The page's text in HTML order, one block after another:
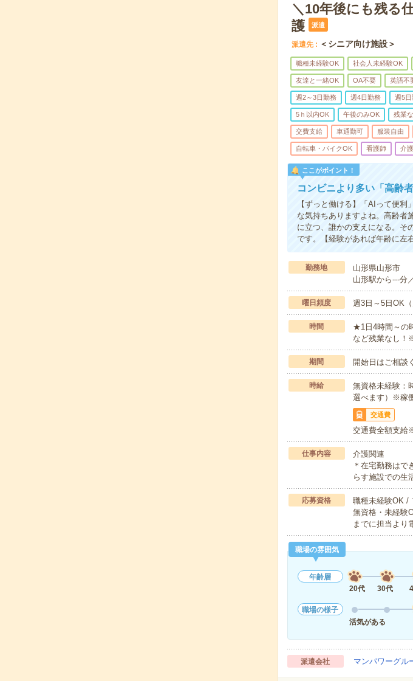
＼10年後にも残る
護
派遣
派遣先 ＜シニア向け施設＞
職種未経験OK 社会人未経験OK
友達と一緒OK OA不要 英語不
週2～3日勤務 週4日勤務 週5日
5ｈ以内OK 午後のみOK 残業
交費支給 車通勤可 服装自由
自転車・バイクOK 看護師 介
ここがポイント！
コンビニより多い「高齢
【ずっと働ける】「AIって便
な気持ちありますよね。高齢者
に立つ、誰かの支えになる。そ
です。【経験があれば年齢に左
勤務地
山形県山形市
山形駅から---分
曜日頻度 週3日～5日OK
時間
★1日4時間～の
など残業なし！
期間 開始日はご相
時給
無資格未経験：
選べます）※稼
交通費
交通費全額支給
仕事内容
介護関連
＊在宅勤務はで
らす施設での生
応募資格
職種未経験OK /
無資格・未経験
までに担当より
職場の雰囲気
年齢層
20代
30代
職場の様子
活気がある
派遣会社 マンパワーグ